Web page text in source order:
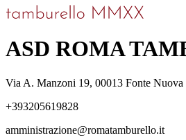
ASD ROMA
Via A. Manzoni 19, 00013 Fonte
+393205619828
amministrazione@romatamburello.it